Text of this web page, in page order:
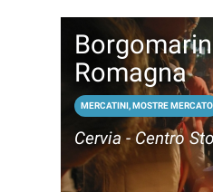
Romagna
MERCATINI, MOSTRE MERCATO
Cervia - Centro